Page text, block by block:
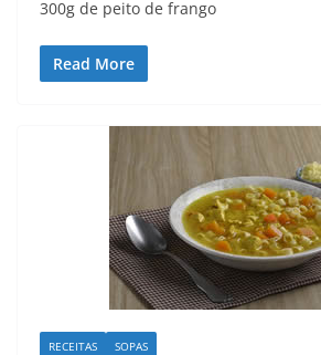
300g de peito de frango
Read More
RECEITAS SOPAS